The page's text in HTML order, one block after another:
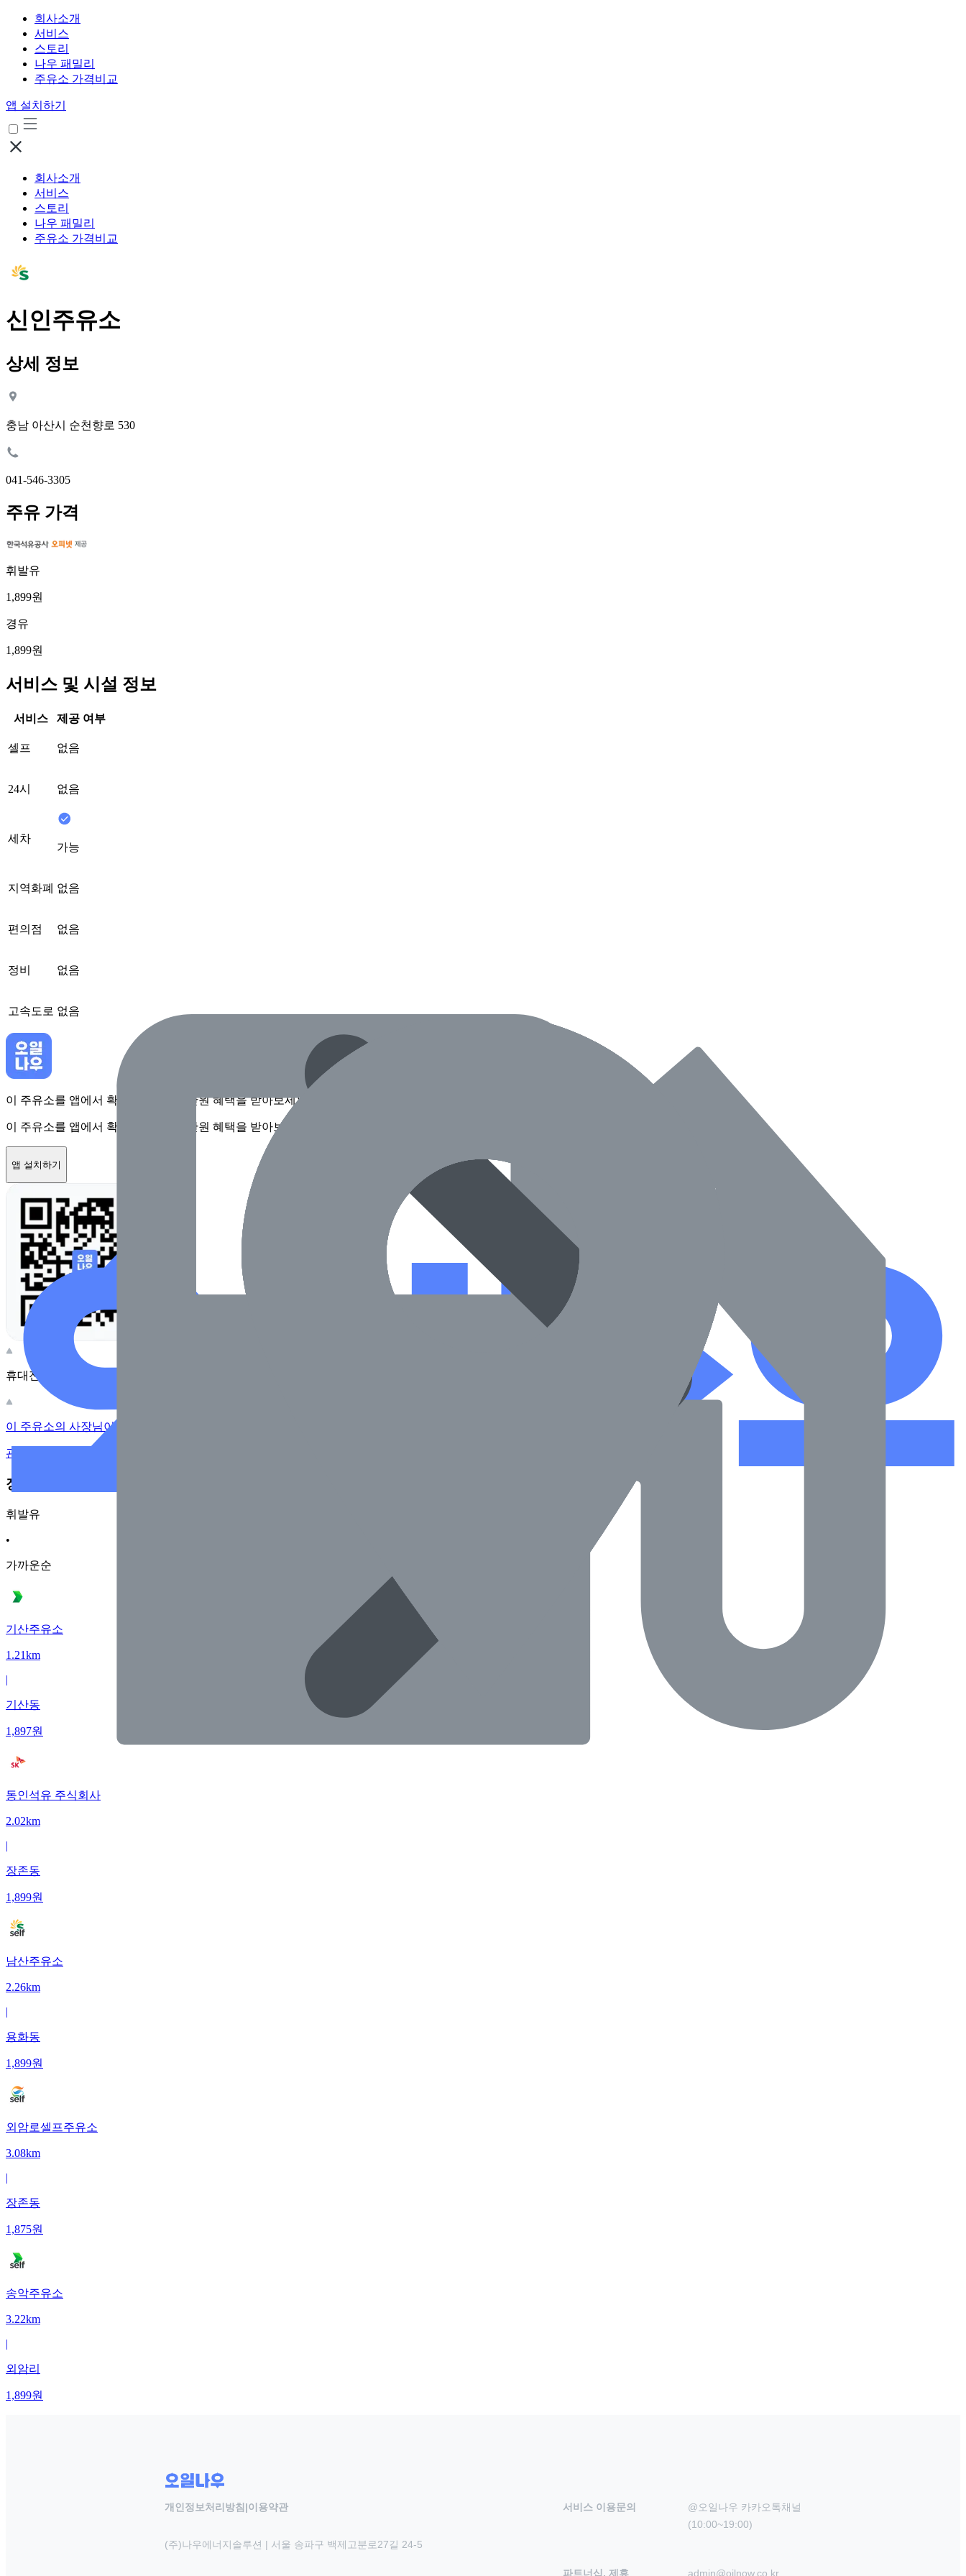
회사소개
서비스
스토리
나우 패밀리
주유소 가격비교
앱 설치하기
회사소개
서비스
스토리
나우 패밀리
주유소 가격비교
신인주유소
상세 정보
충남 아산시 순천향로 530
041-546-3305
주유 가격
휘발유
1,899원
경유
1,899원
서비스 및 시설 정보
서비스 제공 여부
셀프 없음
24시 없음
세차
가능
지역화폐 없음
편의점 없음
정비 없음
고속도로 없음
이 주유소를 앱에서 확인하고 최대 1만원 혜택을 받아보세요
이 주유소를 앱에서 확인하고 최대 1만원 혜택을 받아보세요
앱 설치하기
휴대전화 카메라로 찍어보세요
이 주유소의 사장님이신가요?
관리하기
장소 근처 주유소
휘발유
•
가까운순
기산주유소
1.21km
|
기산동
1,897원
동인석유 주식회사
2.02km
|
장존동
1,899원
남산주유소
2.26km
|
용화동
1,899원
외암로셀프주유소
3.08km
|
장존동
1,875원
송악주유소
3.22km
|
외암리
1,899원
개인정보처리방침|이용약관
(주)나우에너지솔루션 | 서울 송파구 백제고분로27길 24-5
서비스 이용문의
@오일나우 카카오톡채널
(10:00~19:00)
파트너십, 제휴 admin@oilnow.co.kr